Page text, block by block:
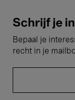
Schrijf je
Bepaal je
recht in je